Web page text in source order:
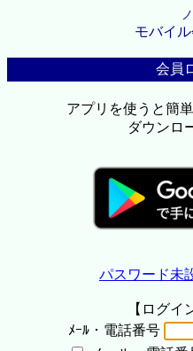
モバイ
会員
アプリを使うと簡
ダウンロ
パスワード未
【ログイ
ﾒｰﾙ・電話番号